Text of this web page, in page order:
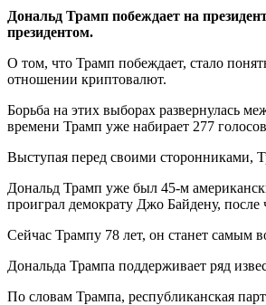
Дональд Трамп побеждает на
президентом.
О том, что Трамп побеждает, стало
отношении криптовалют.
Борьба на этих выборах развернулась
времени Трамп уже набирает 277
Выступая перед своими сторонниками,
Дональд Трамп уже был 45-м
проиграл демократу Джо Байдену,
Сейчас Трампу 78 лет, он станет самым
Дональда Трампа поддерживает ряд
По словам Трампа, республиканская